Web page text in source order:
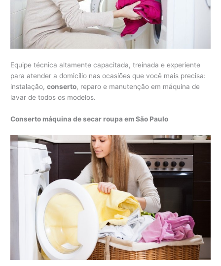
Equipe técnica altamente capacitada, treinada e experiente
para atender a domicílio nas ocasiões que você mais precisa:
instalação,conserto, reparo e manutenção em máquina de
lavar de todos os modelos.
Conserto máquina de secar roupa em São Paulo